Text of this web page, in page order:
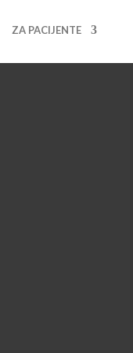
ZA PACIJENTE